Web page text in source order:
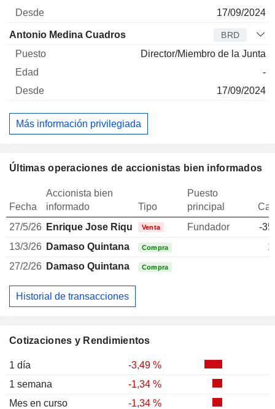
Cotizaciones y Rendimientos
1 día
-3,49 %
1 semana
-1,34 %
Mes en curso
-1,34 %
17/09/2024
Antonio Medina Cuadros BRD
Director/Miembro de la Junta
-
17/09/2024
Más información privilegiada
Últimas operaciones de accionistas bien informados
Fecha
Accionista bien
informado
Tipo
Puesto
principal
27/5/26 Enrique Jose Riquelme Vives
Venta Fundador
-
13/3/26 Damaso Quintana Pradera
Compra
27/2/26 Damaso Quintana Pradera
Compra
Historial de transacciones